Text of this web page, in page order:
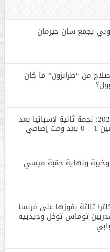
يجمع سان جيرمان
من “طرابزون” ما كان
نهائي مونديال 2026: نجمة ثانية لإسبانيا بعد
ونهاية حقبة ميسي
2026: إنكلترا ثالثة بفوزها على فرنسا
توماس توخل وديدييه